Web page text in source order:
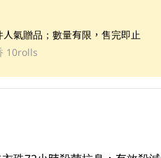
氣贈品；數量有限，售完即止
10rolls